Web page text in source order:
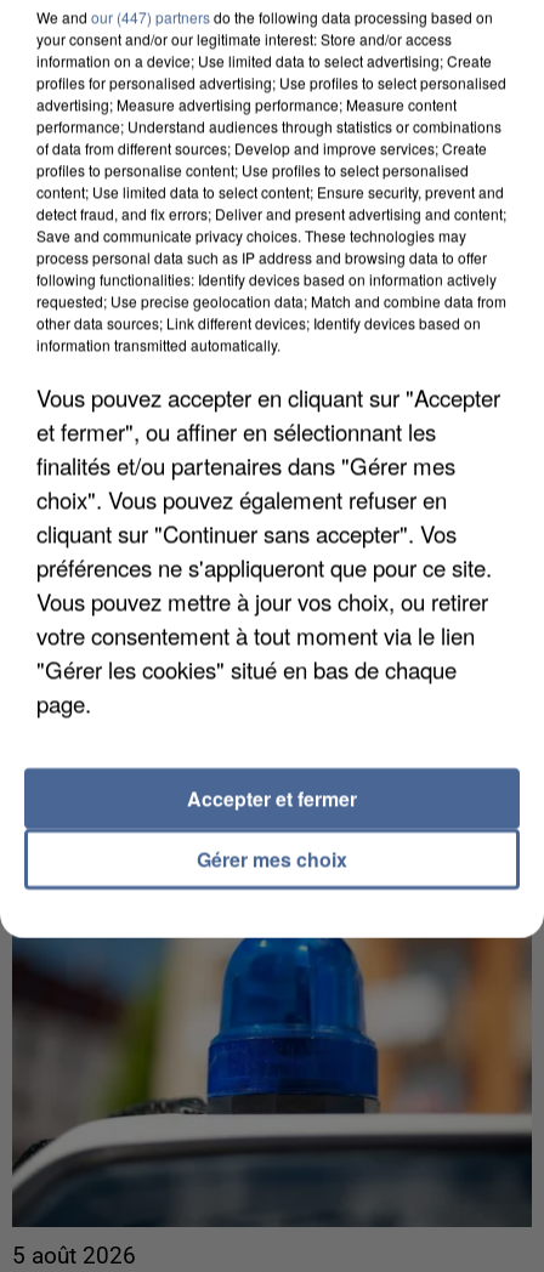
6 août 2026
Une touriste de l’Oise emportée par une coulée de
boue en Haute-Savoie
Son corps a été retrouvé à cinq kilomètres de là.
L’un des fondateurs supposés de la DZ Mafia
Il est soupçonné d'y avoir mené ses opérations en
5 août 2026
We and our (447) partnersdo the following data processing based on
your consent and/or our legitimate interest: Store and/or access
information on a device; Use limited data to select advertising; Create
profiles for personalised advertising; Use profiles to select personalised
advertising; Measure advertising performance; Measure content
performance; Understand audiences through statistics or combinations
of data from different sources; Develop and improve services; Create
profiles to personalise content; Use profiles to select personalised
content; Use limited data to select content; Ensure security, prevent and
detect fraud, and fix errors; Deliver and present advertising and content;
Save and communicate privacy choices. These technologies may
process personal data such as IP address and browsing data to offer
following functionalities: Identify devices based on information actively
requested; Use precise geolocation data; Match and combine data from
other data sources; Link different devices; Identify devices based on
information transmitted automatically.
Vous pouvez accepter en cliquant sur "Accepter
et fermer", ou affiner en sélectionnant les
finalités et/ou partenaires dans "Gérer mes
choix". Vous pouvez également refuser en
cliquant sur "Continuer sans accepter". Vos
préférences ne s'appliqueront que pour ce site.
Vous pouvez mettre à jour vos choix, ou retirer
votre consentement à tout moment via le lien
"Gérer les cookies" situé en bas de chaque
page.
Gérer mes choix
Accepter et fermer